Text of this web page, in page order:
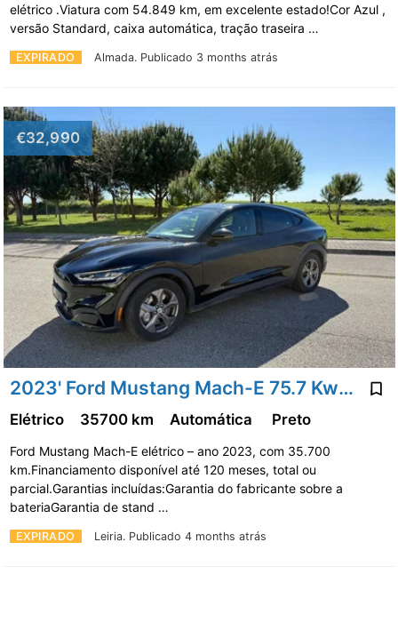
EXPIRADO Almada. Publicado 3 months atrás
elétrico .Viatura com 54.849 km, em excelente estado!Cor Azul ,
versão Standard, caixa automática, tração traseira …
€32,990
2023' Ford Mustang Mach-E 75.7 Kwh Base
EXPIRADO Leiria. Publicado 4 months atrás
Elétrico 35700 km Automática Preto
Ford Mustang Mach-E elétrico – ano 2023, com 35.700
km.Financiamento disponível até 120 meses, total ou
parcial.Garantias incluídas:Garantia do fabricante sobre a
bateriaGarantia de stand …